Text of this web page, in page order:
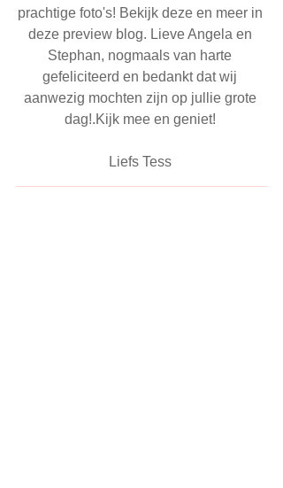
prachtige foto's! Bekijk deze en meer in
deze preview blog. Lieve Angela en
Stephan, nogmaals van harte
gefeliciteerd en bedankt dat wij
aanwezig mochten zijn op jullie grote
dag!.Kijk mee en geniet!
Liefs Tess